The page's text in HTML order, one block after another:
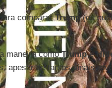
compararTrump(ou
maneira comoTrumpe
apesar de tantos sinais